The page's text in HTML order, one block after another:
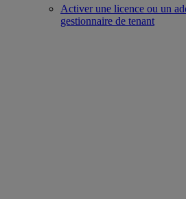
Activer une licence ou un
gestionnaire de tenant